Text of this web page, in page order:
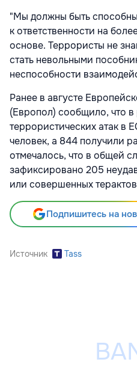
"Мы должны быть
к ответственности на
основе. Террористы не
стать невольными
неспособности
Ранее в августе
(Европол) сообщило, что в
террористических атак в
человек, а 844 получили
отмечалось, что в общей
зафиксировано 205
или совершенных
Подпишитесь на
Источник Tass